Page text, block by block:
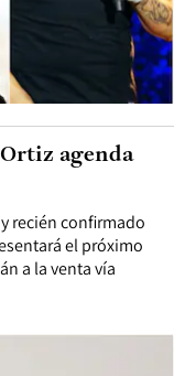
recién confirmado
el próximo
a la venta vía
agenda